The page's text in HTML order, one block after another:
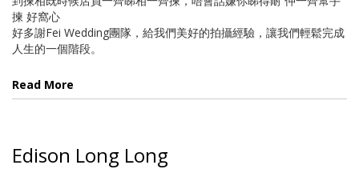
揀 好窩心
好多謝Fei Wedding團隊，給我們美好的拍攝經驗，讓我們輕鬆完成
人生的一個階段。
Read More
Edison Long Long